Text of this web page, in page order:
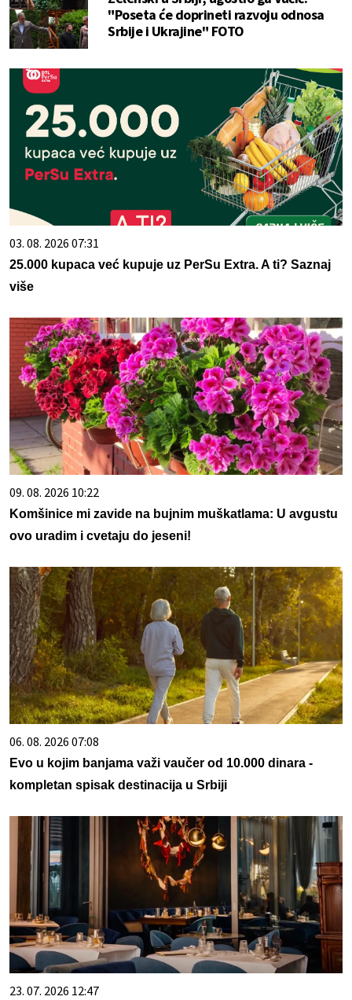
"Poseta će doprineti razvoju odnosa
Srbije i Ukrajine" FOTO
03. 08. 2026 07:31
25.000 kupaca već kupuje uz PerSu Extra. A ti? Saznaj
više
09. 08. 2026 10:22
Komšinice mi zavide na bujnim muškatlama: U avgustu
ovo uradim i cvetaju do jeseni!
06. 08. 2026 07:08
Evo u kojim banjama važi vaučer od 10.000 dinara -
kompletan spisak destinacija u Srbiji
23. 07. 2026 12:47